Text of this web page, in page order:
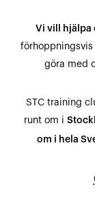
Vi vill hjälpa
göra med
STC training
runt om i
om i hela